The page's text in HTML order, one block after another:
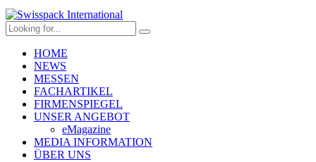
HOME
NEWS
MESSEN
FACHARTIKEL
FIRMENSPIEGEL
UNSER ANGEBOT
eMagazine
MEDIA INFORMATION
ÜBER UNS